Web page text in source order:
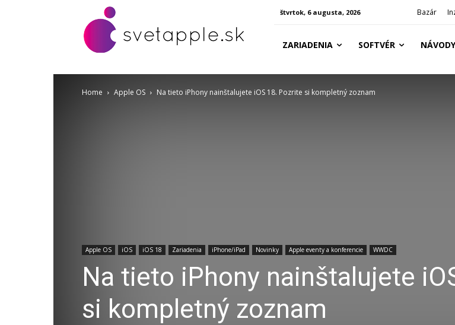
štvrtok, 6 augusta, 2026 Bazár
ZARIADENIA SOFTVÉR NÁVODY
Home Apple OS Na tieto iPhony nainštalujete iOS 18. Pozrite si kompletný zoznam
Apple OS iOS iOS 18 Zariadenia iPhone/iPad Novinky Apple eventy a konferencie WWDC
Na tieto iPhony nainštalujete
si kompletný zoznam